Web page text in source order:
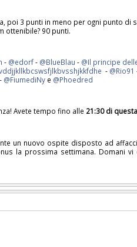
poi 3 punti in meno per ogni punto di
ottenibile? 90 punti.
- @edorf- @BlueBlau - @Il principe
- @Rio91
- @FiumediNye @Phoedred
Avete tempo fino alle 21:30 di
un nuovo ospite disposto ad
la prossima settimana. Domani vi